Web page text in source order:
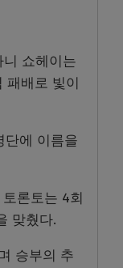
쇼헤이는
패배로 빛이
단에 이름을
론토는 4회
맞췄다.
승부의 추